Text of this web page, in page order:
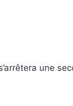
une